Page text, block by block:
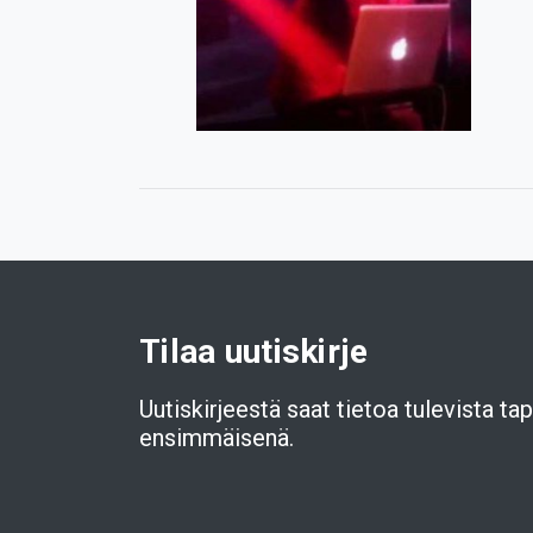
Tilaa uutiskirje
Uutiskirjeestä saat tietoa tulevista
ensimmäisenä.